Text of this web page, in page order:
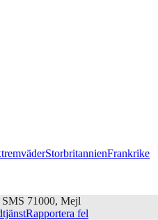
StorbritannienFrankrike
SMS 71000, Mejl
Rapportera fel